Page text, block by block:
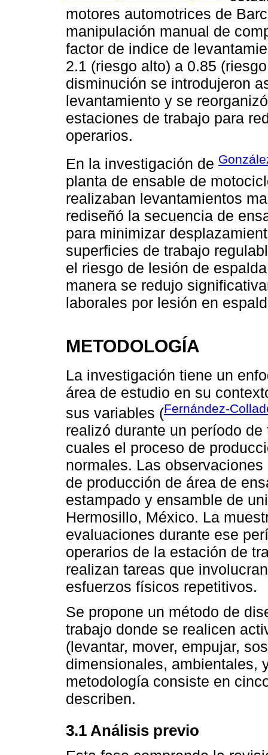
motores automotrices de
manipulación manual de
factor de indice de
2.1 (riesgo alto) a 0.85
disminución se introdujeron
levantamiento y se
estaciones de trabajo para
operarios.
En la investigación de
planta de ensable de
realizaban levantamientos
rediseñó la secuencia de
para minimizar
superficies de trabajo
el riesgo de lesión de
manera se redujo
laborales por lesión en
METODOLOGÍA
La investigación tiene un
área de estudio en su
sus variables (Fernández-
realizó durante un período
cuales el proceso de
normales. Las
de producción de área de
estampado y ensamble de
Hermosillo, México. La
evaluaciones durante ese
operarios de la estación de
realizan tareas que
esfuerzos físicos repetitivos.
Se propone un método de
trabajo donde se realicen
(levantar, mover, empujar,
dimensionales, ambientales,
metodología consiste en
describen.
3.1 Análisis previo